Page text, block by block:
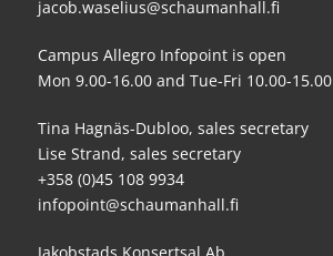
jacob.waselius@schaumanhall.fi
Campus Allegro Infopoint is open
Mon 9.00-16.00 and Tue-Fri 10.00-15.00
Tina Hagnäs-Dubloo, sales secretary
Lise Strand, sales secretary
+358 (0)45 108 9934
infopoint@schaumanhall.fi